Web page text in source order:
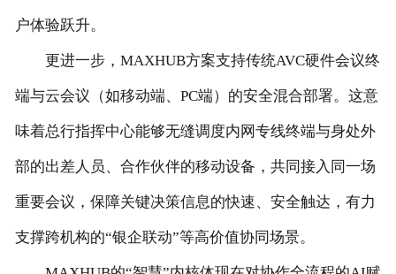
户体验跃升。
更进一步，MAXHUB方案支持传统AVC硬件会议终
端与云会议（如移动端、PC端）的安全混合部署。这意
味着总行指挥中心能够无缝调度内网专线终端与身处外
部的出差人员、合作伙伴的移动设备，共同接入同一场
重要会议，保障关键决策信息的快速、安全触达，有力
支撑跨机构的“银企联动”等高价值协同场景。